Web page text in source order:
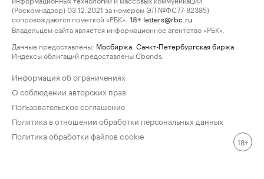
(Роскомнадзор) 03.12.2021 за номером ЭЛ №ФС77-82385)
сопровождаются пометкой «РБК».
18+ letters@rbc.ru
Владельцем сайта является информационное агентство «РБК».
Данные предоставлены: Мосбиржа Санкт-Петербургская биржа
Индексы облигаций предоставлены Cbonds.
Информация об ограничениях
О соблюдении авторских прав
Пользовательское соглашение
Политика в отношении обработки персональных данных
Политика обработки файлов cookie
18+